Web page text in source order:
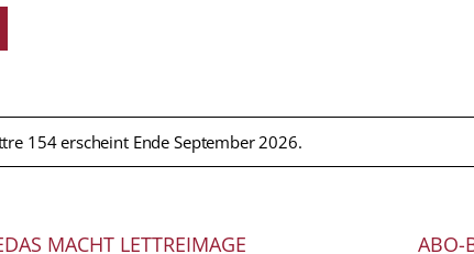
154 erscheint Ende September 2026.
DAS MACHT LETTREIMAGE ABO-